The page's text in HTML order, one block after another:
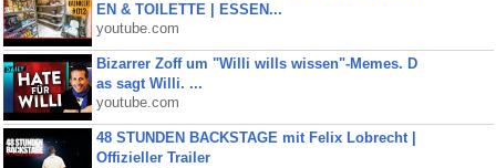
EN & TOILETTE | ESSEN...
youtube.com
Bizarrer Zoff um "Willi wills wissen"-Memes. D
as sagt Willi. ...
youtube.com
48 STUNDEN BACKSTAGE mit Felix Lobrecht |
Offizieller Trailer